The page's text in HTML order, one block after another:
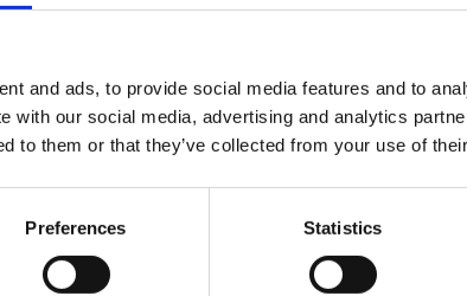
and ads, to provide social media features and to
with our social media, advertising and analytics
to them or that they’ve collected from your use of
Preferences Statistics
levereras i
Höjd ovan
Nedstick
Bredd 2000
Rör 50 mm